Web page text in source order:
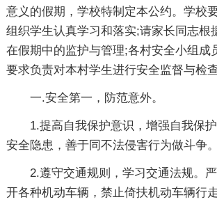
意义的假期，学校特制定本公约。学校
组织学生认真学习和落实;请家长同志根
在假期中的监护与管理;各村安全小组成
要求负责对本村学生进行安全监督与检查
一.安全第一，防范意外。
1.提高自我保护意识，增强自我保
安全隐患，善于同不法侵害行为做斗争。
2.遵守交通规则，学习交通法规。
开各种机动车辆，禁止倚扶机动车辆行走